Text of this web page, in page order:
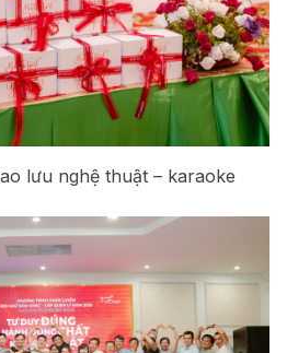
lưu nghệ thuật – karaoke